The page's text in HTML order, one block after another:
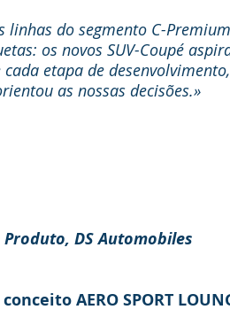
do segmento C-
os novos SUV-Coupé
etapa de
as nossas decisões.»
DS Automobiles
AERO SPORT